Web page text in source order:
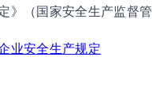
》（国家安全生产监督
业安全生产规定